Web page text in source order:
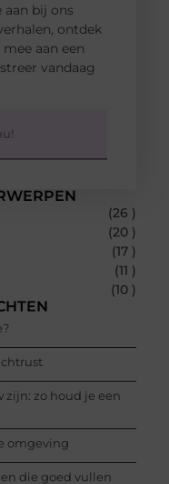
(26 )
(20 )
(17 )
(11 )
(10 )
zijn: zo houd je een
omgeving
die goed vullen
aan bij ons
ontdek
aan een
vandaag